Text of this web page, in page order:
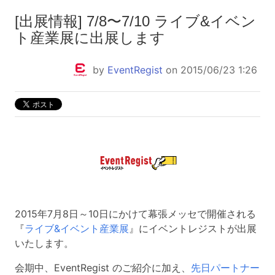
[出展情報] 7/8〜7/10 ライブ&イベン
ト産業展に出展します
by EventRegist on 2015/06/23 1:26
2015年7月8日～10日にかけて幕張メッセで開催される
『ライブ&イベント産業展』にイベントレジストが出展
いたします。
会期中、EventRegist のご紹介に加え、 先日パートナー